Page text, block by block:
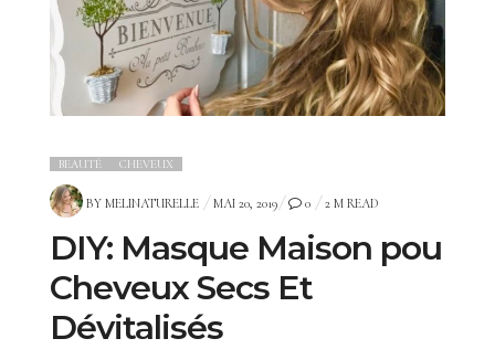
BEAUTÉ CHEVEUX
BY MELINATURELLE
POSTED
MAI 20, 2019 0 2 M READ
DIY: Masque Maison pou
Cheveux Secs Et
Dévitalisés